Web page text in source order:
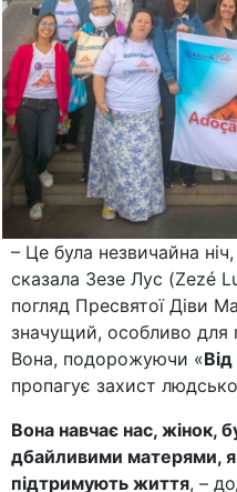
– Це була незвичайна
сказала Зезе Лус (Zezé
погляд Пресвятої Діви
значущий, особливо для
Вона, подорожуючи «
пропагує захист
Вона навчає нас, жінок,
дбайливими матерями,
підтримують життя, –